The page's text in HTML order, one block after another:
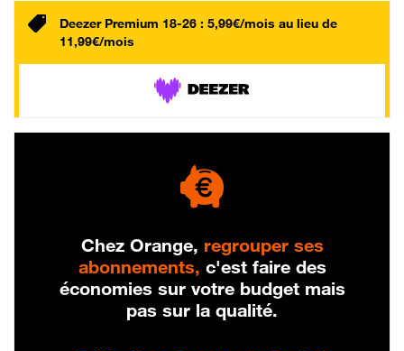
Deezer Premium 18-26 : 5,99€/mois au lieu de
11,99€/mois
Chez Orange, regrouper ses
abonnements, c'est faire des
économies sur votre budget mais
pas sur la qualité.